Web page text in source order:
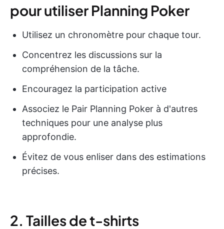
pour utiliser Planning Poker
Utilisez un chronomètre pour chaque tour.
Concentrez les discussions sur la
compréhension de la tâche.
Encouragez la participation active
Associez le Pair Planning Poker à d'autres
techniques pour une analyse plus
approfondie.
Évitez de vous enliser dans des estimations
précises.
2. Tailles de t-shirts